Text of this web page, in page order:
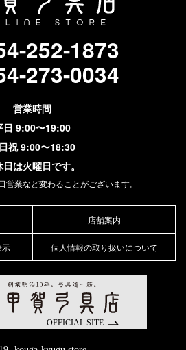
252-1873
273-0034
営業時間
日 9:00〜19:00
祝 9:00〜18:30
日は火曜日です。
営業など変わることがございます。
店舗案内
示 個人情報の取り扱いについて